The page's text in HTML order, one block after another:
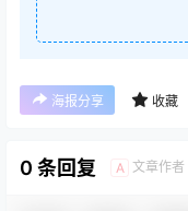
海报分享 收藏
0 条回复 A 文章作者